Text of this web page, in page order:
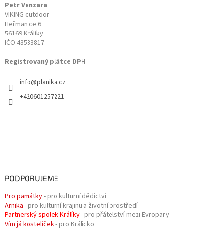
Petr Venzara
VIKING outdoor
Heřmanice 6
56169 Králíky
IČO 43533817
Registrovaný plátce DPH
info@planika.cz
+420601257221
PODPORUJEME
Pro památky- pro kulturní dědictví
Arnika- pro kulturní krajinu a životní prostředí
Partnerský spolek Králíky- pro přátelství mezi Evropany
Vím já kostelíček- pro Králicko